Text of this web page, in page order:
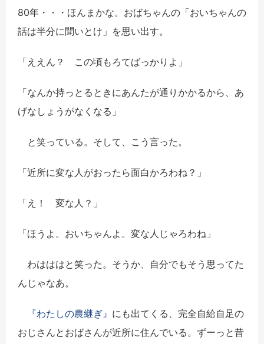
80年・・・ほんまかな。おばちゃんの「おいちゃんの
話は半分に聞いとけ」を思い出す。
「ええん？ この頃もろてばっかりよ」
「なんか持っとるときにあんたが通りかかるから、あ
げなしょうがなくなる」
と笑っている。そして、こう言った。
「近所に変な人がおったら面白かろわね？」
「え！ 変な人？」
「ほうよ。おいちゃんよ。変な人じゃろわね」
わはははと笑った。そうか、自分でもそう思ってた
んじゃなあ。
『わたしの農継ぎ』 にも出てくる、完全自給自足の
おじさんとおばさんが近所に住んでいる。ずーっと昔